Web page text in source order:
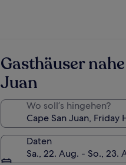
Gasthäuser
Juan
Wo soll’s hingehen?
Daten
Sa., 22. Aug. - So., 23.